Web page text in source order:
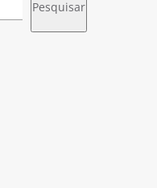
Pesquisar